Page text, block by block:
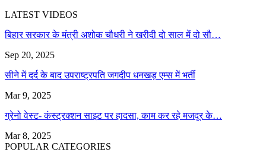
LATEST VIDEOS
बिहार सरकार के मंत्री अशोक चौधरी ने खरीदी दो साल में दो सौ…
Sep 20, 2025
सीने में दर्द के बाद उपराष्ट्रपति जगदीप धनखड़ एम्स में भर्ती
Mar 9, 2025
ग्रेनो वेस्ट- कंस्ट्रक्शन साइट पर हादसा, काम कर रहे मजदूर के…
Mar 8, 2025
POPULAR CATEGORIES